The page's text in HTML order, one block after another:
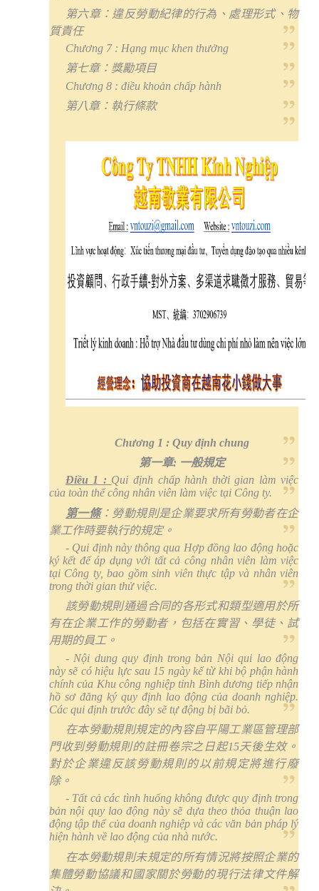
第六章：違反勞動紀律的行為、處理形式、物
質責任
Chương 7 : Hạng mục khen thưởng
第七章：獎勵項目
Chương 8 : điều khoản chấp hành
第八章：執行條款
Chương 1 : Quyđịnh chung
第一章: 一般規定
Điều 1 : Qui định chấp hành thời gian làm việc
của toàn thể công nhân viên làm việc tại Công ty.
第一條：勞動規則是企業要求所有勞動者在企
業工作時要執行的規定。
- Qui định này thông qua Hợp đồng lao động hoặc
ký kết để áp dụng với tất cả công nhân viên làm việc
tại Công ty, bao gồm sinh viên thực tập và nhân viên
trong thời gian thử việc.
該勞動規則通過合同的各形式和類型適用於所
有在企業工作的勞動者，包括在實習、學徒、試
用期的員工。
- Nội dung quy định trong bản Nội qui lao động
này sẽ có hiệu lực sau 15 ngày kể từ khi bộ phận hành
chính của Khu công nghiệp tỉnh Bình dương tiếp nhận
hồ sơ đăng ký quy định lao động của doanh nghiệp.
Các qui định trước đây sẽ tự động bị bãi bỏ.
在本勞動規則規定的內容自平陽工業區管理部
門收到勞動規則的註冊卷宗之日起15天後生效。
對於企業違反該勞動規則的以前規定將進行廢
除。
- Tất cả các tình huống không được quy định trong
bản nội quy lao động này sẽ dựa theo thỏa thuận lao
động tập thể của doanh nghiệp và các văn bản pháp lý
hiện hành về lao động của nhà nước.
在本勞動規則未規定的所有情況將按照企業的
集體勞動協議和國家關於勞動的現行法律文件解